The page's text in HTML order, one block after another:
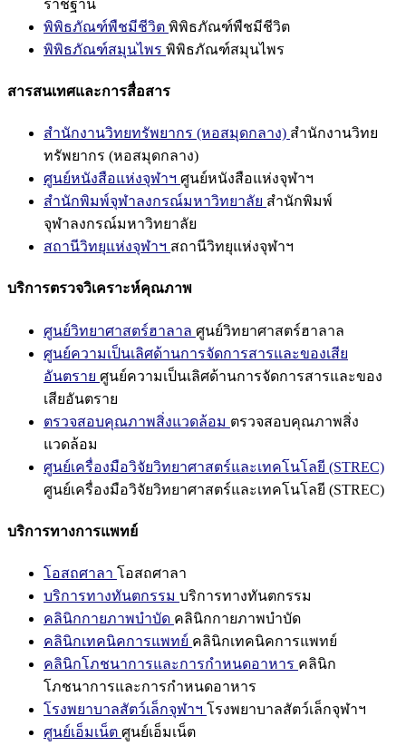
ราชฐาน
พิพิธภัณฑ์พืชมีชีวิต พิพิธภัณฑ์พืชมีชีวิต
พิพิธภัณฑ์สมุนไพร พิพิธภัณฑ์สมุนไพร
สารสนเทศและการสื่อสาร
สำนักงานวิทยทรัพยากร (หอสมุดกลาง) สำนักงานวิทย
ทรัพยากร (หอสมุดกลาง)
ศูนย์หนังสือแห่งจุฬาฯ ศูนย์หนังสือแห่งจุฬาฯ
สำนักพิมพ์จุฬาลงกรณ์มหาวิทยาลัย สำนักพิมพ์
จุฬาลงกรณ์มหาวิทยาลัย
สถานีวิทยุแห่งจุฬาฯ สถานีวิทยุแห่งจุฬาฯ
บริการตรวจวิเคราะห์คุณภาพ
ศูนย์วิทยาศาสตร์ฮาลาล ศูนย์วิทยาศาสตร์ฮาลาล
ศูนย์ความเป็นเลิศด้านการจัดการสารและของเสีย
อันตราย ศูนย์ความเป็นเลิศด้านการจัดการสารและของ
เสียอันตราย
ตรวจสอบคุณภาพสิ่งแวดล้อม ตรวจสอบคุณภาพสิ่ง
แวดล้อม
ศูนย์เครื่องมือวิจัยวิทยาศาสตร์และเทคโนโลยี (STREC)
ศูนย์เครื่องมือวิจัยวิทยาศาสตร์และเทคโนโลยี (STREC)
บริการทางการแพทย์
โอสถศาลา โอสถศาลา
บริการทางทันตกรรม บริการทางทันตกรรม
คลินิกกายภาพบำบัด คลินิกกายภาพบำบัด
คลินิกเทคนิคการแพทย์ คลินิกเทคนิคการแพทย์
คลินิกโภชนาการและการกำหนดอาหาร คลินิก
โภชนาการและการกำหนดอาหาร
โรงพยาบาลสัตว์เล็กจุฬาฯ โรงพยาบาลสัตว์เล็กจุฬาฯ
ศูนย์เอ็มเน็ต ศูนย์เอ็มเน็ต